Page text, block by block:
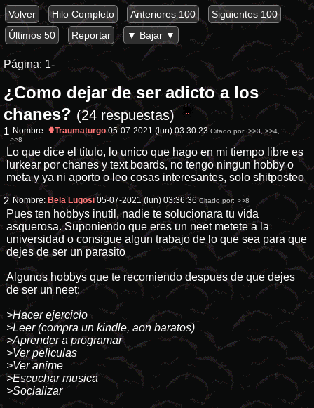
Volver Hilo Completo Anteriores 100
Siguientes 100
Últimos 50
Reportar ▼ Bajar ▼
Página: 1-
¿Como dejar de ser adicto a los
chanes? (24 respuestas)
1 Nombre: ✟Traumaturgo 05-07-2021 (lun) 03:30:23 Citado por:>>3,>>4,
>>8
Lo que dice el título, lo unico que hago en mi tiempo libre es
lurkear por chanes y text boards, no tengo ningun hobby o
meta y ya ni aporto o leo cosas interesantes, solo shitposteo
2 Nombre: Bela Lugosi 05-07-2021 (lun) 03:36:36 Citado por:>>8
Pues ten hobbys inutil, nadie te solucionara tu vida
asquerosa. Suponiendo que eres un neet metete a la
universidad o consigue algun trabajo de lo que sea para que
dejes de ser un parasito
Algunos hobbys que te recomiendo despues de que dejes
de ser un neet:
>Hacer ejercicio
>Leer (compra un kindle, aon baratos)
>Aprender a programar
>Ver peliculas
>Ver anime
>Escuchar musica
>Socializar